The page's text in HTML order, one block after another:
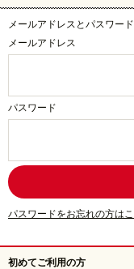
メールアドレスとパスワー
メールアドレス
パスワード
パスワードをお忘れの方は
初めてご利用の方